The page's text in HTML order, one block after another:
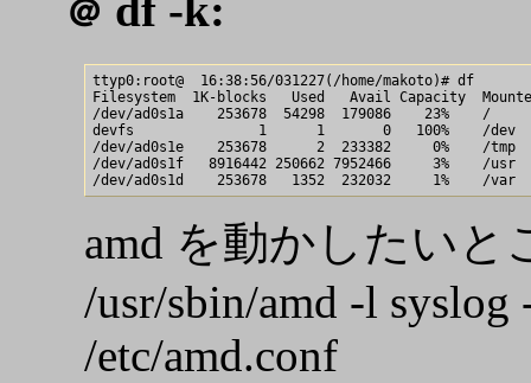
＠
ttyp0:root@  16:38:56/031227(/home/makoto)# df
Filesystem  1K-blocks   Used   Avail Capacity
/dev/ad0s1a    253678  54298  179086    23%    /
devfs               1      1       0   100%    /dev
/dev/ad0s1e    253678      2  233382     0%    /tmp
/dev/ad0s1f   8916442 250662 7952466     3%    /usr
amd を動かしたいと
/usr/sbin/amd -l syslog
/etc/amd.conf